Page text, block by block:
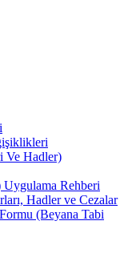
Ve Hadler)
Uygulama Rehberi
Hadler ve Cezalar
(Beyana Tabi